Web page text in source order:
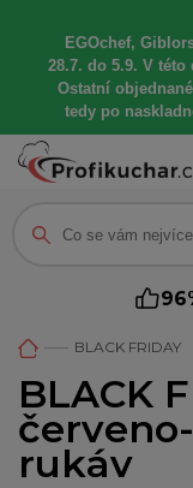
EGOchef,
28.7. do 5.9. V této
Ostatní objednané
tedy po
BLACK FRIDAY
BLACK
rukáv